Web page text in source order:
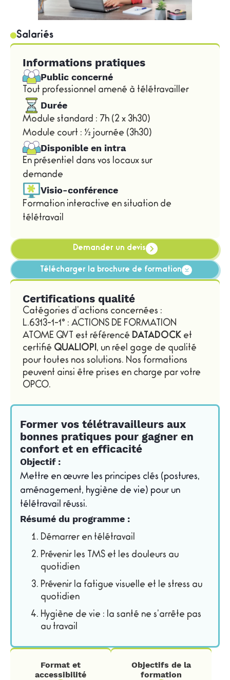
Salariés
Informations pratiques
Public concerné
Tout professionnel amené à télétravailler
Durée
Module standard : 7h (2 x 3h30)
Module court : ½ journée (3h30)
Disponible en intra
En présentiel dans vos locaux sur
demande
Visio-conférence
Formation interactive en situation de
télétravail
Demander un devis
Télécharger la brochure de formation
Certifications qualité
Catégories d’actions concernées :
L.6313-1-1° : ACTIONS DE FORMATION
ATOME QVT est référencé DATADOCK et
certifié QUALIOPI, un réel gage de qualité
pour toutes nos solutions. Nos formations
peuvent ainsi être prises en charge par votre
OPCO.
Former vos télétravailleurs aux
bonnes pratiques pour gagner en
confort et en efficacité
Objectif :
Mettre en œuvre les principes clés (postures,
aménagement, hygiène de vie) pour un
télétravail réussi.
Résumé du programme :
Démarrer en télétravail
Prévenir les TMS et les douleurs au
quotidien
Prévenir la fatigue visuelle et le stress au
quotidien
Hygiène de vie : la santé ne s’arrête pas
au travail
Format et
accessibilité
Objectifs de la
formation